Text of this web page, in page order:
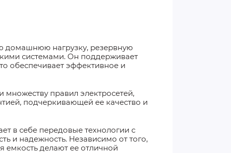
домашнюю нагрузку, резервную
системами. Он поддерживает
обеспечивает эффективное и
множеству правил электросетей,
подчеркивающей ее качество и
в себе передовые технологии с
и надежность. Независимо от того,
делают ее отличной